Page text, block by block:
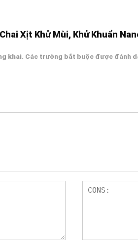
Xịt Khử Mùi, Khử Khuẩn
khai. Các trường bắt buộc được đánh